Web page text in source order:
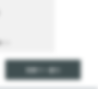
見積りへ進む